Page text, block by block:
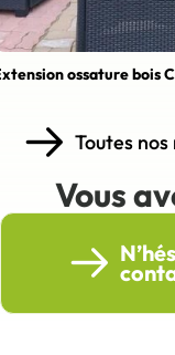
ossature bois
Toutes
Vous